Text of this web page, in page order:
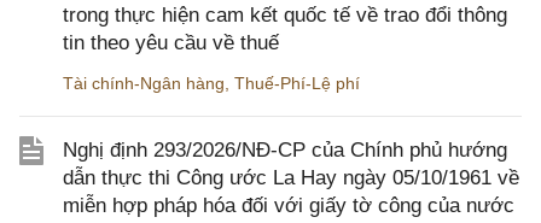
trong thực hiện cam kết quốc tế về trao đổi thông
tin theo yêu cầu về thuế
Tài chính-Ngân hàng Thuế-Phí-Lệ phí
Nghị định 293/2026/NĐ-CP của Chính phủ hướng
dẫn thực thi Công ước La Hay ngày 05/10/1961 về
miễn hợp pháp hóa đối với giấy tờ công của nước